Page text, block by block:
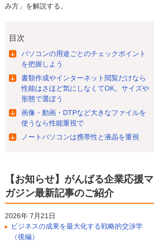
み方」を解説する。
目次
パソコンの用途ごとのチェックポイント
を把握しよう
書類作成やインターネット閲覧だけなら
性能はさほど気にしなくてOK。サイズや
形態で選ぼう
画像・動画・DTPなど大きなファイルを
使うなら性能重視で
ノートパソコンは携帯性と液晶を重視
【お知らせ】がんばる企業応援マ
ガジン最新記事のご紹介
2026年 7月21日
ビジネスの成果を最大化する戦略的交渉学
（後編）